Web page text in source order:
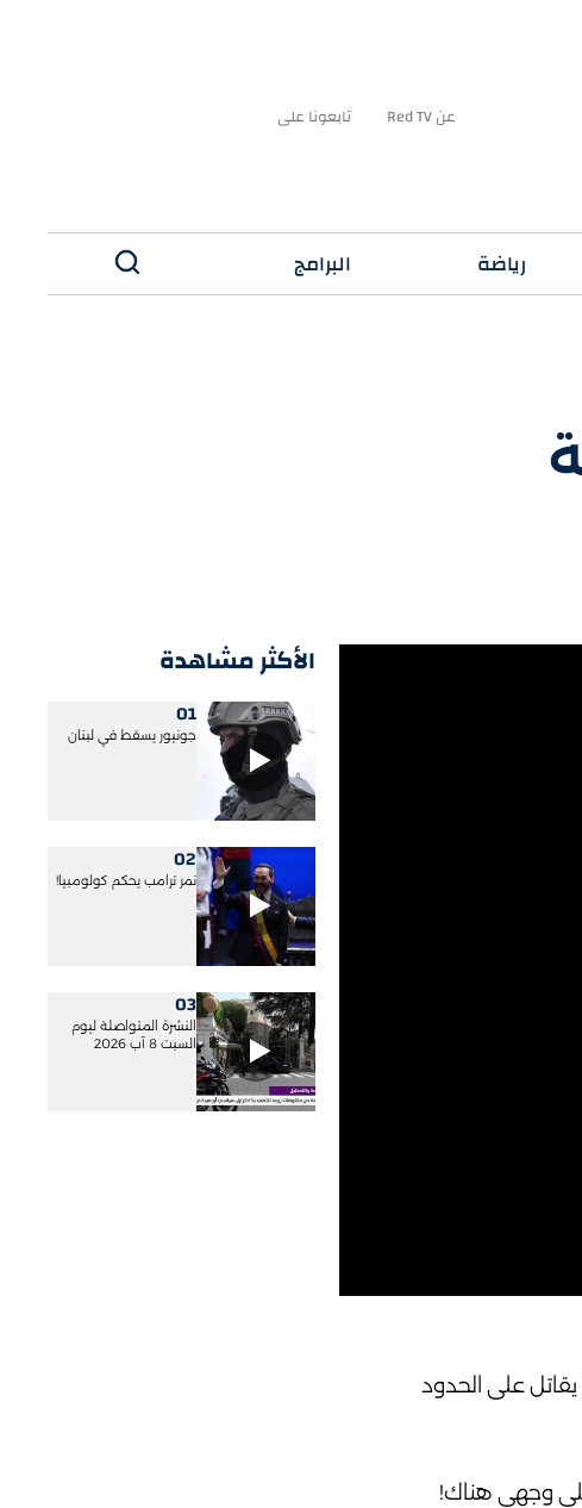
عن Red TV تابعونا على
رياضة البرامج
الأكثر مشاهدة
01
جونيور يسقط في لبنان
02
نمر ترامب يحكم كولومبيا!
03
النشرة المتواصلة ليوم
السبت 8 آب 2026
على الحدود
وجهي هناك!